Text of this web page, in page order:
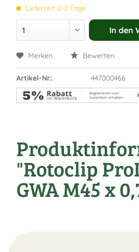
Lieferzeit 2-3 Tage
In den
Merken Bewerten
Artikel-Nr.: 447000466
"Rotoclip
GWA M45 x